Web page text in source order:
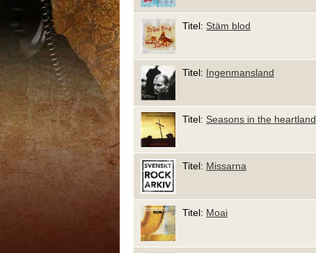
Titel: Stäm blod
Titel: Ingenmansland
Titel: Seasons in the heartland
Titel: Missarna
Titel: Moai